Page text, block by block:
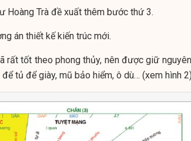
Hoàng Trà đề xuất thêm bước thứ 3.
án thiết kế kiến trúc mới.
rất tốt theo phong thủy, nên được giữ
tủ để giày, mũ bảo hiểm, ô dù… (xem hình